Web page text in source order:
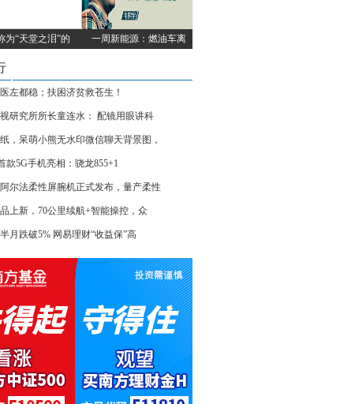
为“天堂之泪”的 一周新能源：燃油车离
左都稳；扶困济贫救苍生！
研究所所长童连水： 配镜用眼讲科
，呆萌小熊无水印微信聊天背景图，
款5G手机亮相：骁龙855+1
尔法柔性屏腕机正式发布，量产柔性
上新，70公里续航+智能操控，众
月跌破5% 网易理财“收益保”高